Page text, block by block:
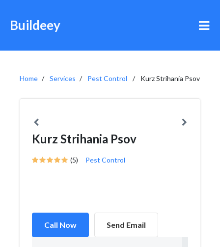
Buildeey
Home Services Pest Control Kurz Strihania Psov
Kurz Strihania Psov
(5) Pest Control
Call Now Send Email